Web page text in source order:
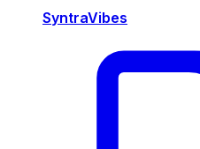
SyntraVibes